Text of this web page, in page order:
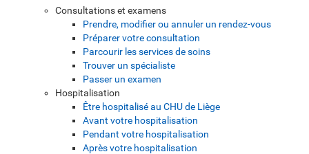
Consultations et examens
Prendre, modifier ou annuler un rendez-vous
Préparer votre consultation
Parcourir les services de soins
Trouver un spécialiste
Passer un examen
Hospitalisation
Être hospitalisé au CHU de Liège
Avant votre hospitalisation
Pendant votre hospitalisation
Après votre hospitalisation